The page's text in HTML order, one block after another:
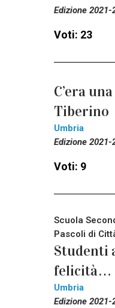
Edizione 2021-
Voti: 23
C’era
Tiberino
Umbria
Edizione 2021-
Voti: 9
Scuola
Pascoli di
Studenti
felicità…
Umbria
Edizione 2021-